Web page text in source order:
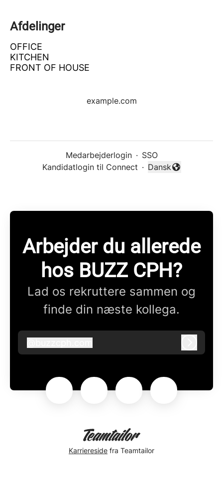
Afdelinger
OFFICE
KITCHEN
FRONT OF HOUSE
example.com
Medarbejderlogin · SSO
Kandidatlogin til Connect ·
Skift sprog
Dansk
Arbejder du allerede
hos BUZZ CPH?
Lad os rekruttere sammen og
finde din næste kollega.
buzzcph.com
Karriereside fra Teamtailor